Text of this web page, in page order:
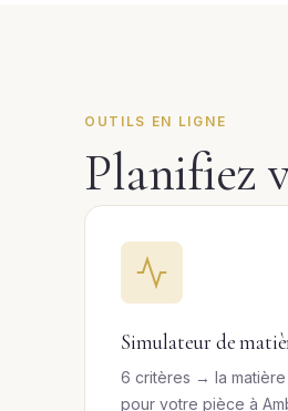
OUTILS EN LIGNE
Planifiez
Simulateur de
6 critères → la
pour votre pièce à